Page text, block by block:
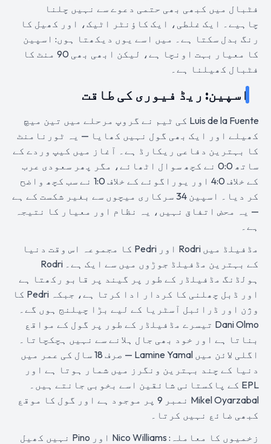
فٹبال میں کبھی بھی حتمی دعوے سے نہیں چلنا
چاہیے۔ ایک غلطی، ایک کاؤنٹر اٹیک، اور کھیل کا
رنگ بدل سکتا ہے۔ میں اسے یوں دیکھتا ہوں: اسپین
کا معیار بہت اونچا ہے، لیکن ابھی بھی 90 منٹ کا
فٹبال کھیلنا ہے۔
اسپین: ریڈ فیوری کی طاقت
Luis de la Fuente کی ٹیم نے گروپ مرحلے میں تین میچ
کھیلے اور ایک بھی گول نہیں کھایا — یہ ٹورنامنٹ
کا بہترین دفاعی ریکارڈ ہے۔ آغاز میں کیپ وردے کے
ساتھ 0:0 نے کچھ سوال اٹھائے، مگر پھر سعودی عرب
کے خلاف 4:0 اور یوراگوئے کے خلاف 1:0 نے سب کچھ واضح
کر دیا۔ اسپین 34 سرکاری میچوں سے بغیر شکست کے ہے
— یہ محض اتفاق نہیں، یہ نظام اور معیار کا نتیجہ
ہے۔
مڈفیلڈ میں Rodri اور Pedri کا مجموعہ اس وقت دنیا
کے بہترین مڈفیلڈ جوڑوں میں سے ایک ہے۔ Rodri
ہولڈنگ مڈفیلڈر کے طور پر گیند پر قابو رکھتا ہے
اور ڈبل چھلنی کا کردار ادا کرتا ہے، جبکہ Pedri کا
وژن اور ڈرائبل آسٹریا کے لیے بڑا چیلنج ہوں گے۔
Dani Olmo تیسرے مڈفیلڈر کے طور پر گول کے مواقع
بناتا ہے اور خود بھی جال ہلانے سے نہیں ہچکچاتا۔
اگلی لائن میں Lamine Yamal — صرف 18 سال کی عمر میں
دنیا کے چند بہترین ونگرز میں شمار ہوتا ہے اور
EPL کے پاکستانی شائقین اسے بخوبی جانتے ہیں۔
Mikel Oyarzabal نمبر 9 پر موجود ہے اور گول کا موقع
کبھی ضائع نہیں کرتا۔
زخمیوں کا معاملہ: Nico Williams اور Pino نہیں کھیل